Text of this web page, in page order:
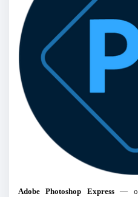
Adobe Photoshop Express—